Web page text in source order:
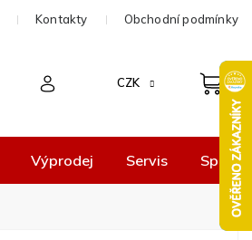
Kontakty Obchodní podmínky
CZK
Výprodej Servis